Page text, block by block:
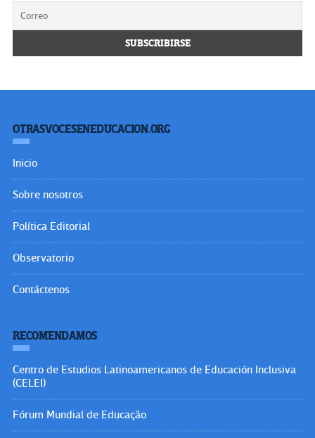
OTRASVOCESENEDUCACION.ORG
Inicio
Sobre nosotros
Política Editorial
Observatorio
Contáctenos
RECOMENDAMOS
Centro de Estudios Latinoamericanos de Educación Inclusiva
(CELEI)
Fórum Mundial de Educação